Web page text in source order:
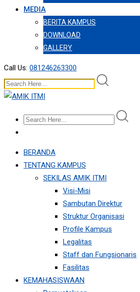
MEDIA
BERITA KAMPUS
DOWNLOAD
GALLERY
Call Us: 081246263300
BERANDA
TENTANG KAMPUS
SEKILAS AMIK ITMI
Visi-Misi
Sambutan Direktur
Struktur Organisasi
Profile Kampus
Legalitas
Staff dan Fungsionaris
Fasilitas
KEMAHASISWAAN